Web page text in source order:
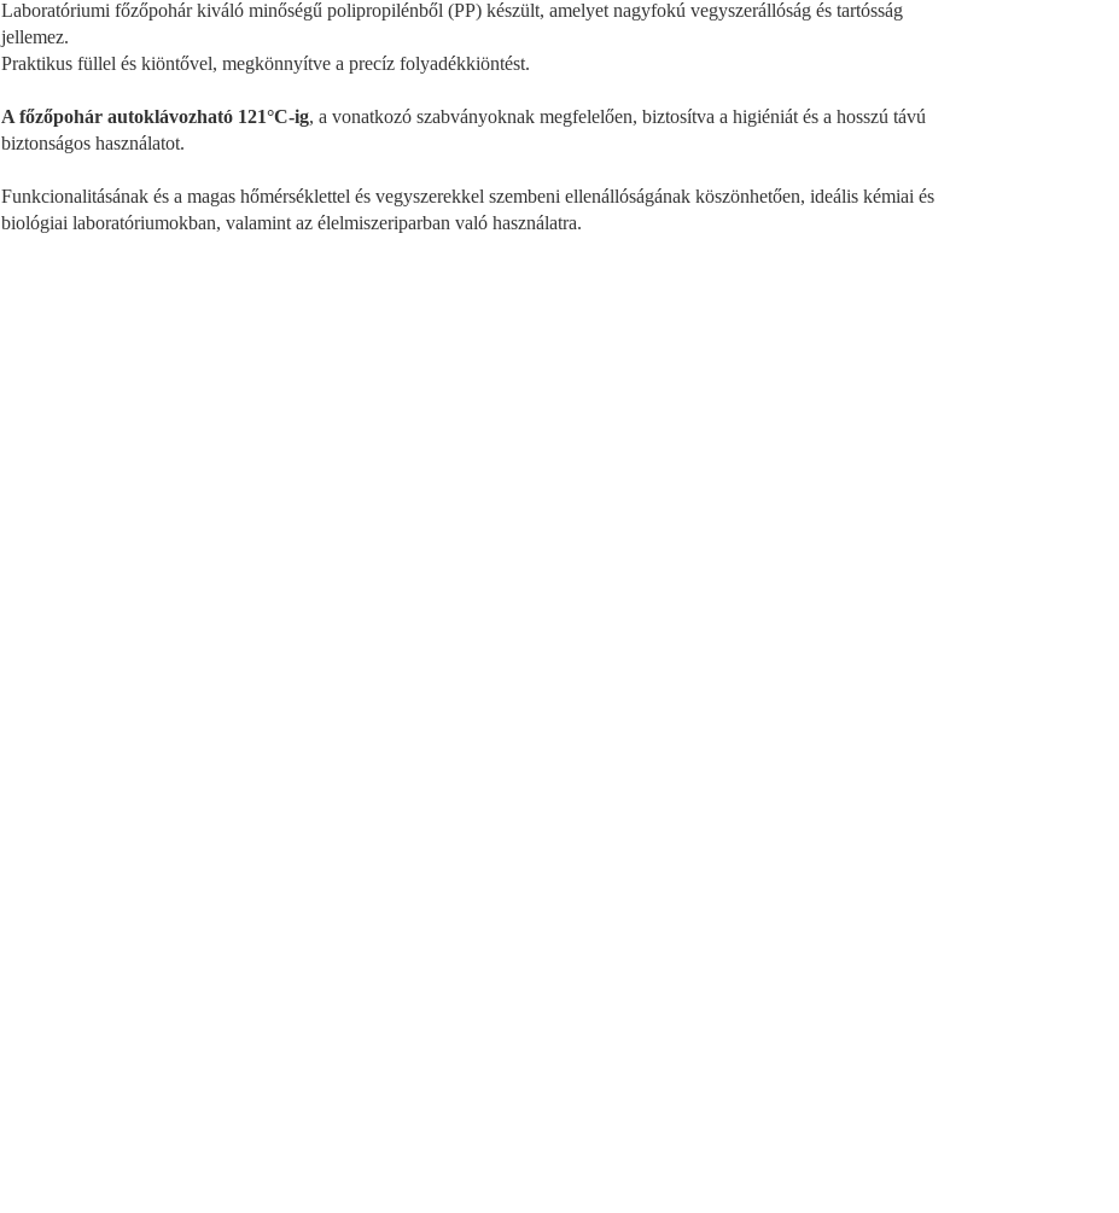
Laboratóriumi főzőpohár kiváló minőségű polipropilénből (PP) készült, amelyet nagyfokú vegyszerállóság és tartósság
jellemez.
Praktikus füllel és kiöntővel, megkönnyítve a precíz folyadékkiöntést.
A főzőpohár autoklávozható 121°C-ig, a vonatkozó szabványoknak megfelelően, biztosítva a higiéniát és a hosszú távú
biztonságos használatot.
Funkcionalitásának és a magas hőmérséklettel és vegyszerekkel szembeni ellenállóságának köszönhetően, ideális kémiai és
biológiai laboratóriumokban, valamint az élelmiszeriparban való használatra.